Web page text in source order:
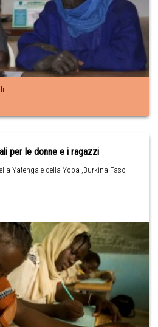
per le donne e i ragazzi
Yatenga e della Yoba ,Burkina Faso